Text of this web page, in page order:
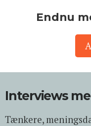
Endnu
Interviews
Tænkere,